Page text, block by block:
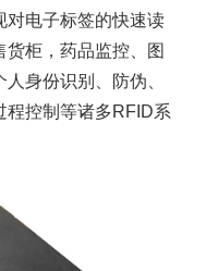
对电子标签的快速读
柜，药品监控、图
身份识别、防伪、
程控制等诸多RFID系